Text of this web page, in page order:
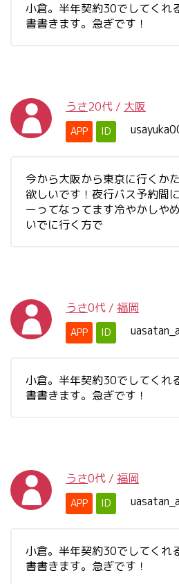
小倉。半年契約30でしてくれ
書書きます。急ぎです！
うさ20代 / 大阪
APP ID
今から大阪から東京に行くか
欲しいです！夜行バス予約間
ーってなってます冷やかしや
いでに行く方で
うさ0代 / 福岡
APP ID
小倉。半年契約30でしてくれ
書書きます。急ぎです！
うさ0代 / 福岡
APP ID
小倉。半年契約30でしてくれ
書書きます。急ぎです！